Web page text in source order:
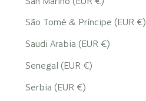
São Tomé & Príncipe (EUR €)
Saudi Arabia (EUR €)
Senegal (EUR €)
Serbia (EUR €)